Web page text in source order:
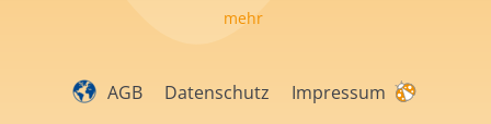
mehr
AGB Datenschutz Impressum